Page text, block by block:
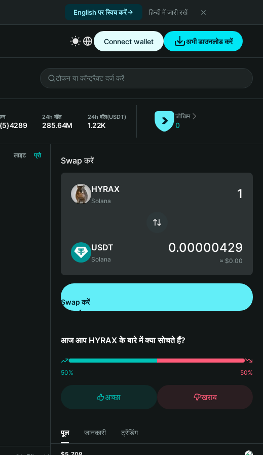
English पर स्विच करें हिन्दी में जारी रखें
Connect wallet अभी डाउनलोड करें
24h वॉल
285.64M
24h वॉल(USDT)
1.22K
जोखिम
0
लाइट प्रो
Swap करें
HYRAX
Solana
USDT
Solana
0.00000429
≈ $0.00
Swap करें
आज आप HYRAX के बारे में क्या सोचते हैं?
50% 50%
अच्छा खराब
पूल जानकारी ट्रेंडिंग